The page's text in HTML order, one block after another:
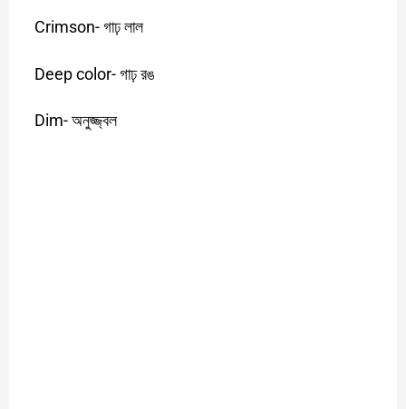
Crimson-গাঢ়লাল
Deep color-গাঢ়রঙ
Dim-অনুজ্জ্বল